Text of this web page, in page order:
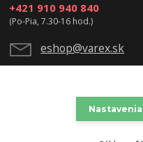
+421 910 940 840
(Po-Pia, 7.30-16 hod.)
eshop@varex.sk
Nastavenia